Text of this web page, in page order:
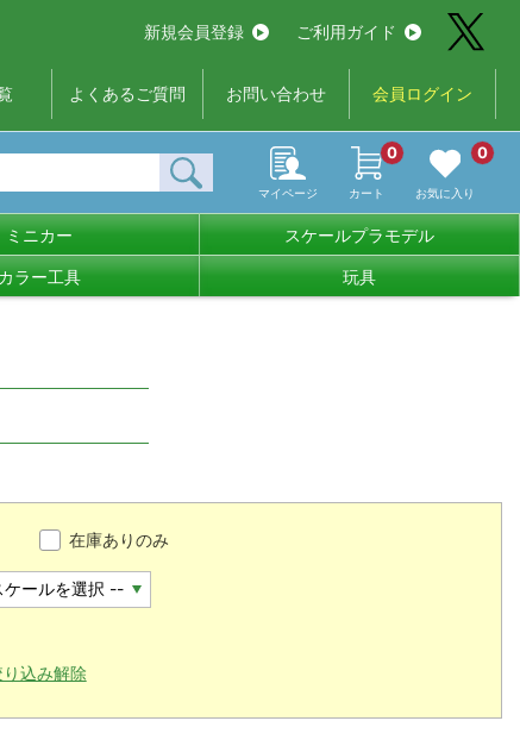
新規会員登録 ご利用ガイド
よくあるご質問 お問い合わせ 会員ログイン
マイページ カート
0
お気に入り
0
ミニカー スケールプラモデル
カラー工具 玩具
在庫ありのみ
り込み解除